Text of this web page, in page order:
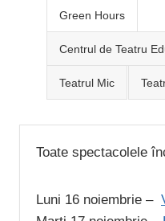
Green Hours
Centrul de Teatru
Teatrul Mic
Toate spectacolele
Luni 16 noiembrie –